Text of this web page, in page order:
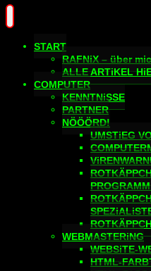
START
RAFNiX – über
ALLE ARTiKEL
COMPUTER
KENNTNiSSE
PARTNER
NÖÖÖRD!
UMSTiEG
WEBMASTERiNG
WEBSiTE-
HTML-